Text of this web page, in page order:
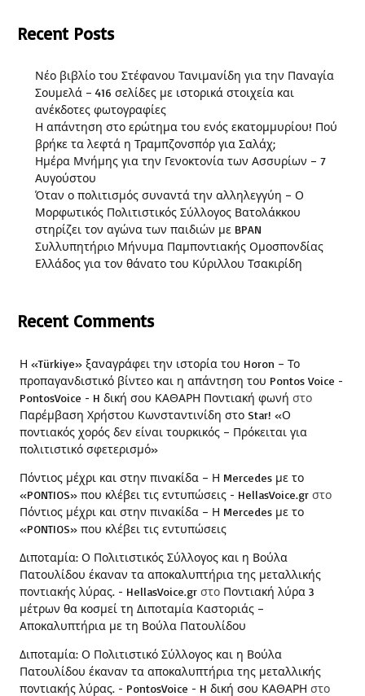
Recent Posts
Νέο βιβλίο του Στέφανου Τανιμανίδη για την Παναγία
Σουμελά – 416 σελίδες με ιστορικά στοιχεία και
ανέκδοτες φωτογραφίες
Η απάντηση στο ερώτημα του ενός εκατομμυρίου! Πού
βρήκε τα λεφτά η Τραμπζονσπόρ για Σαλάχ;
Ημέρα Μνήμης για την Γενοκτονία των Ασσυρίων – 7
Αυγούστου
Όταν ο πολιτισμός συναντά την αλληλεγγύη – Ο
Μορφωτικός Πολιτιστικός Σύλλογος Βατολάκκου
στηρίζει τον αγώνα των παιδιών με BPAN
Συλλυπητήριο Μήνυμα Παμποντιακής Ομοσπονδίας
Ελλάδος για τον θάνατο του Κύριλλου Τσακιρίδη
Recent Comments
Η «Türkiye» ξαναγράφει την ιστορία του Horon – Το
προπαγανδιστικό βίντεο και η απάντηση του Pontos Voice -
PontosVoice - H δική σου ΚΑΘΑΡΗ Ποντιακή φωνή στο
Παρέμβαση Χρήστου Κωνσταντινίδη στο Star! «Ο
ποντιακός χορός δεν είναι τουρκικός – Πρόκειται για
πολιτιστικό σφετερισμό»
Πόντιος μέχρι και στην πινακίδα – Η Mercedes με το
«PONTIOS» που κλέβει τις εντυπώσεις - HellasVoice.gr στο
Πόντιος μέχρι και στην πινακίδα – Η Mercedes με το
«PONTIOS» που κλέβει τις εντυπώσεις
Διποταμία: Ο Πολιτιστικός Σύλλογος και η Βούλα
Πατουλίδου έκαναν τα αποκαλυπτήρια της μεταλλικής
ποντιακής λύρας. - HellasVoice.gr στο Ποντιακή λύρα 3
μέτρων θα κοσμεί τη Διποταμία Καστοριάς –
Αποκαλυπτήρια με τη Βούλα Πατουλίδου
Διποταμία: Ο Πολιτιστικό Σύλλογος και η Βούλα
Πατουλίδου έκαναν τα αποκαλυπτήρια της μεταλλικής
ποντιακής λύρας. - PontosVoice - H δική σου ΚΑΘΑΡΗ στο